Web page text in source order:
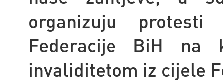
organizuju
Federacije BiH
invaliditetom iz cijele